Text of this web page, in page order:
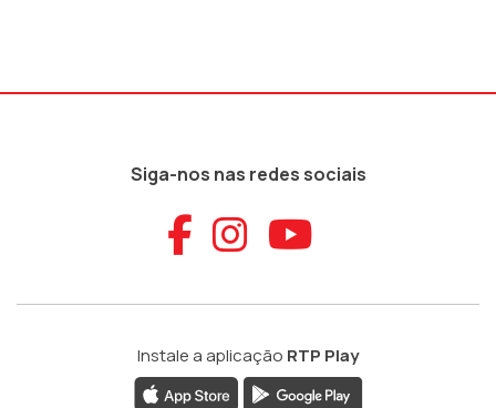
Siga-nos nas redes sociais
Aceder ao
Aceder ao
Aceder
Instale a aplicação RTP Play